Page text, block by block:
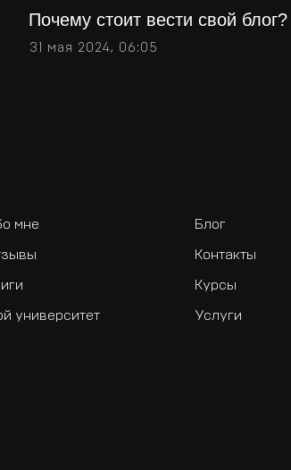
31 мая 2024, 06:05
Почему стоит вести свой блог?
мне Блог
Контакты
Курсы
университет Услуги